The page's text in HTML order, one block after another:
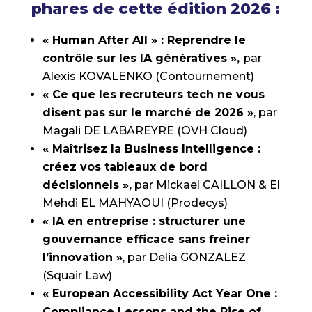
phares de cette édition 2026 :
« Human After All » : Reprendre le
contrôle sur les IA génératives », par
Alexis KOVALENKO (Contournement)
« Ce que les recruteurs tech ne vous
disent pas sur le marché de 2026 », par
Magali DE LABAREYRE (OVH Cloud)
« Maîtrisez la Business Intelligence :
créez vos tableaux de bord
décisionnels »,par Mickael CAILLON & El
Mehdi EL MAHYAOUI (Prodecys)
« IA en entreprise : structurer une
gouvernance efficace sans freiner
l’innovation », par Delia GONZALEZ
(Squair Law)
« European Accessibility Act Year One :